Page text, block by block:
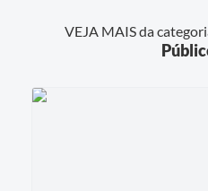
VEJA MAIS da